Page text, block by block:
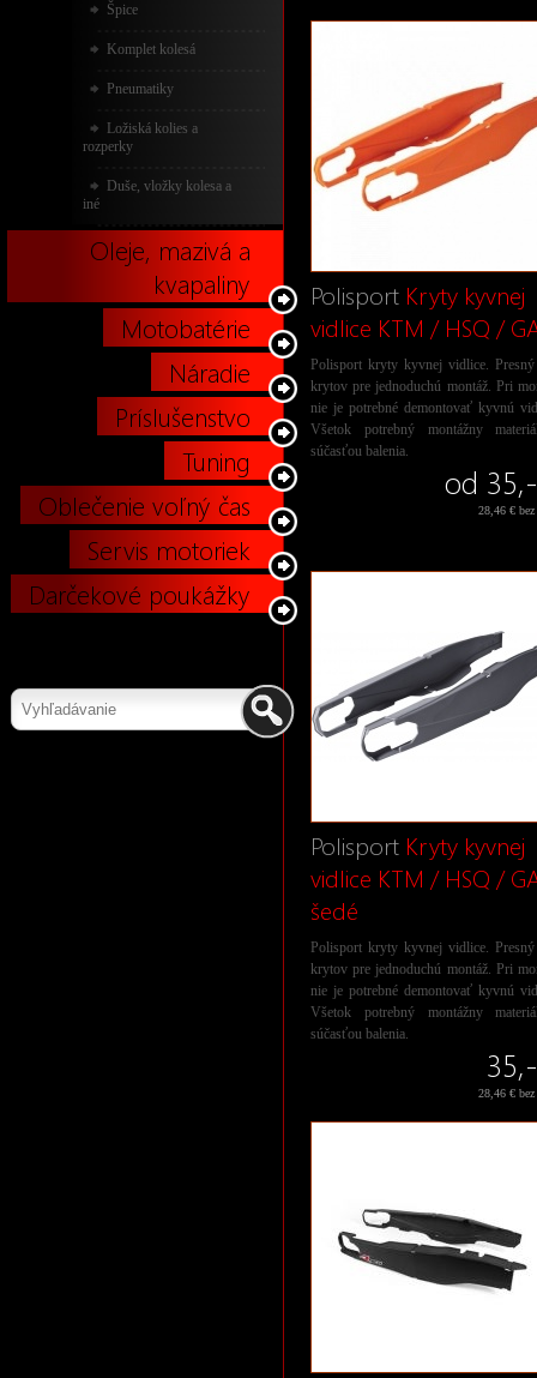
Polisport Kryty kyvnej
vidlice KTM / HSQ /
Polisport kryty kyvnej vidlice.
krytov pre jednoduchú montáž. Pri
nie je potrebné demontovať kyvnú
Všetok potrebný montážny
súčasťou balenia.
od
28,46 €
Polisport Kryty kyvnej
vidlice KTM / HSQ /
šedé
Polisport kryty kyvnej vidlice.
krytov pre jednoduchú montáž. Pri
nie je potrebné demontovať kyvnú
Všetok potrebný montážny
súčasťou balenia.
28,46 €
Špice
Komplet kolesá
Pneumatiky
Ložiská kolies a
rozperky
Duše, vložky kolesa a
iné
Oleje, mazivá a
kvapaliny
Motobatérie
Náradie
Príslušenstvo
Tuning
Oblečenie voľný čas
Servis motoriek
Darčekové poukážky